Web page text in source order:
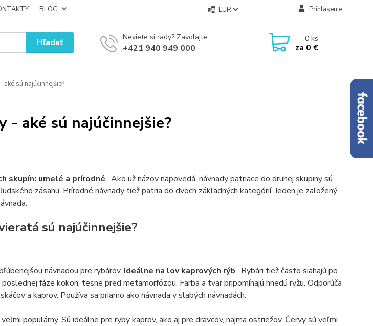
BLOG EUR Prihlásenie
Hľadať Neviete si rady? Zavolajte.
+421 940 949 000
0ks
za 0 €
sú najúčinnejšie?
- aké sú najúčinnejšie?
skupín: umelé a prírodné . Ako už názov napovedá, návnady patriace do druhej skupiny sú
zásahu. Prírodné návnady tiež patria do dvoch základných kategórií. Jeden je založený
sú najúčinnejšie?
návnadou pre rybárov. Ideálne na lov kaprových rýb . Rybári tiež často siahajú po
fáze kokon, tesne pred metamorfózou. Farba a tvar pripomínajú hnedú ryžu. Odporúča
a kaprov. Používa sa priamo ako návnada v slabých návnadách.
populárny. Sú ideálne pre ryby kaprov, ako aj pre dravcov, najmä ostriežov. Červy sú veľmi